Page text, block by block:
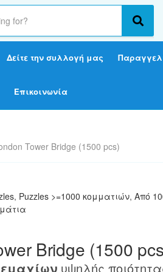
S
e
r
Δείτε την συλλογή μας
Επικοινωνία
Tower Bridge (1500 pcs)
, Puzzles >=1000 κομματιών, Από
Bridge (1500
υψηλής